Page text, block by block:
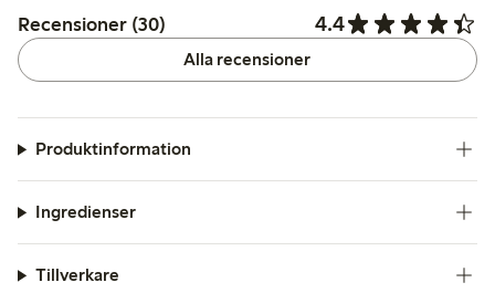
Recensioner (30) 4.4
Alla recensioner
Produktinformation
Ingredienser
Tillverkare